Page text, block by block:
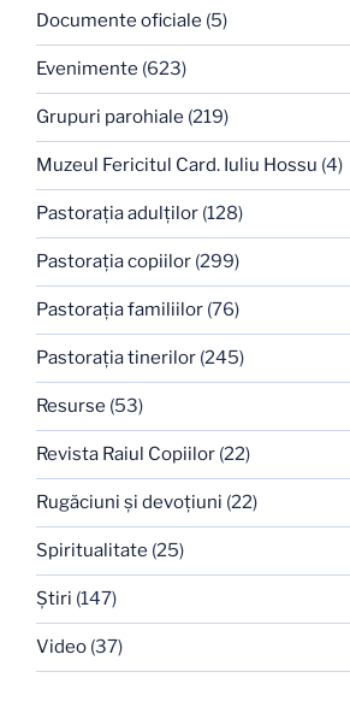
Documente oficiale (5)
Evenimente (623)
Grupuri parohiale (219)
Muzeul Fericitul Card. Iuliu Hossu (4)
Pastoraţia adulţilor (128)
Pastoraţia copiilor (299)
Pastoraţia familiilor (76)
Pastoraţia tinerilor (245)
Resurse (53)
Revista Raiul Copiilor (22)
Rugăciuni şi devoţiuni (22)
Spiritualitate (25)
Ştiri (147)
Video (37)